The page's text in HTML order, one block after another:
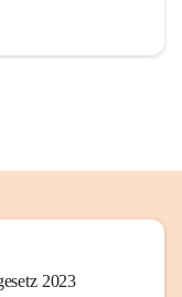
2023